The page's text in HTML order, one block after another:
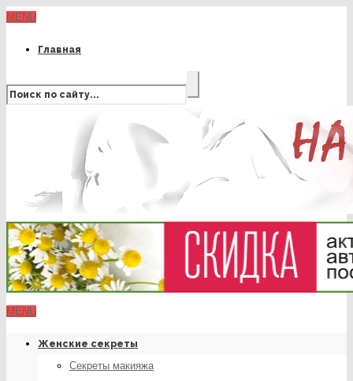
MENU
Главная
MENU
Женские секреты
Секреты макияжа